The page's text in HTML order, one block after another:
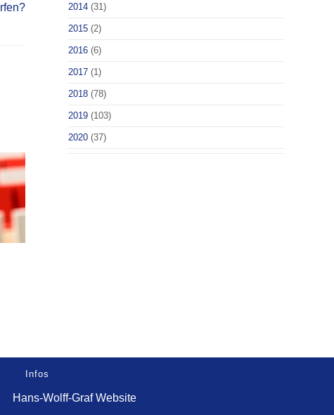
2014 (31)
2015 (2)
2016 (6)
2017 (1)
2018 (78)
2019 (103)
2020 (37)
Infos
Hans-Wolff-Graf Website